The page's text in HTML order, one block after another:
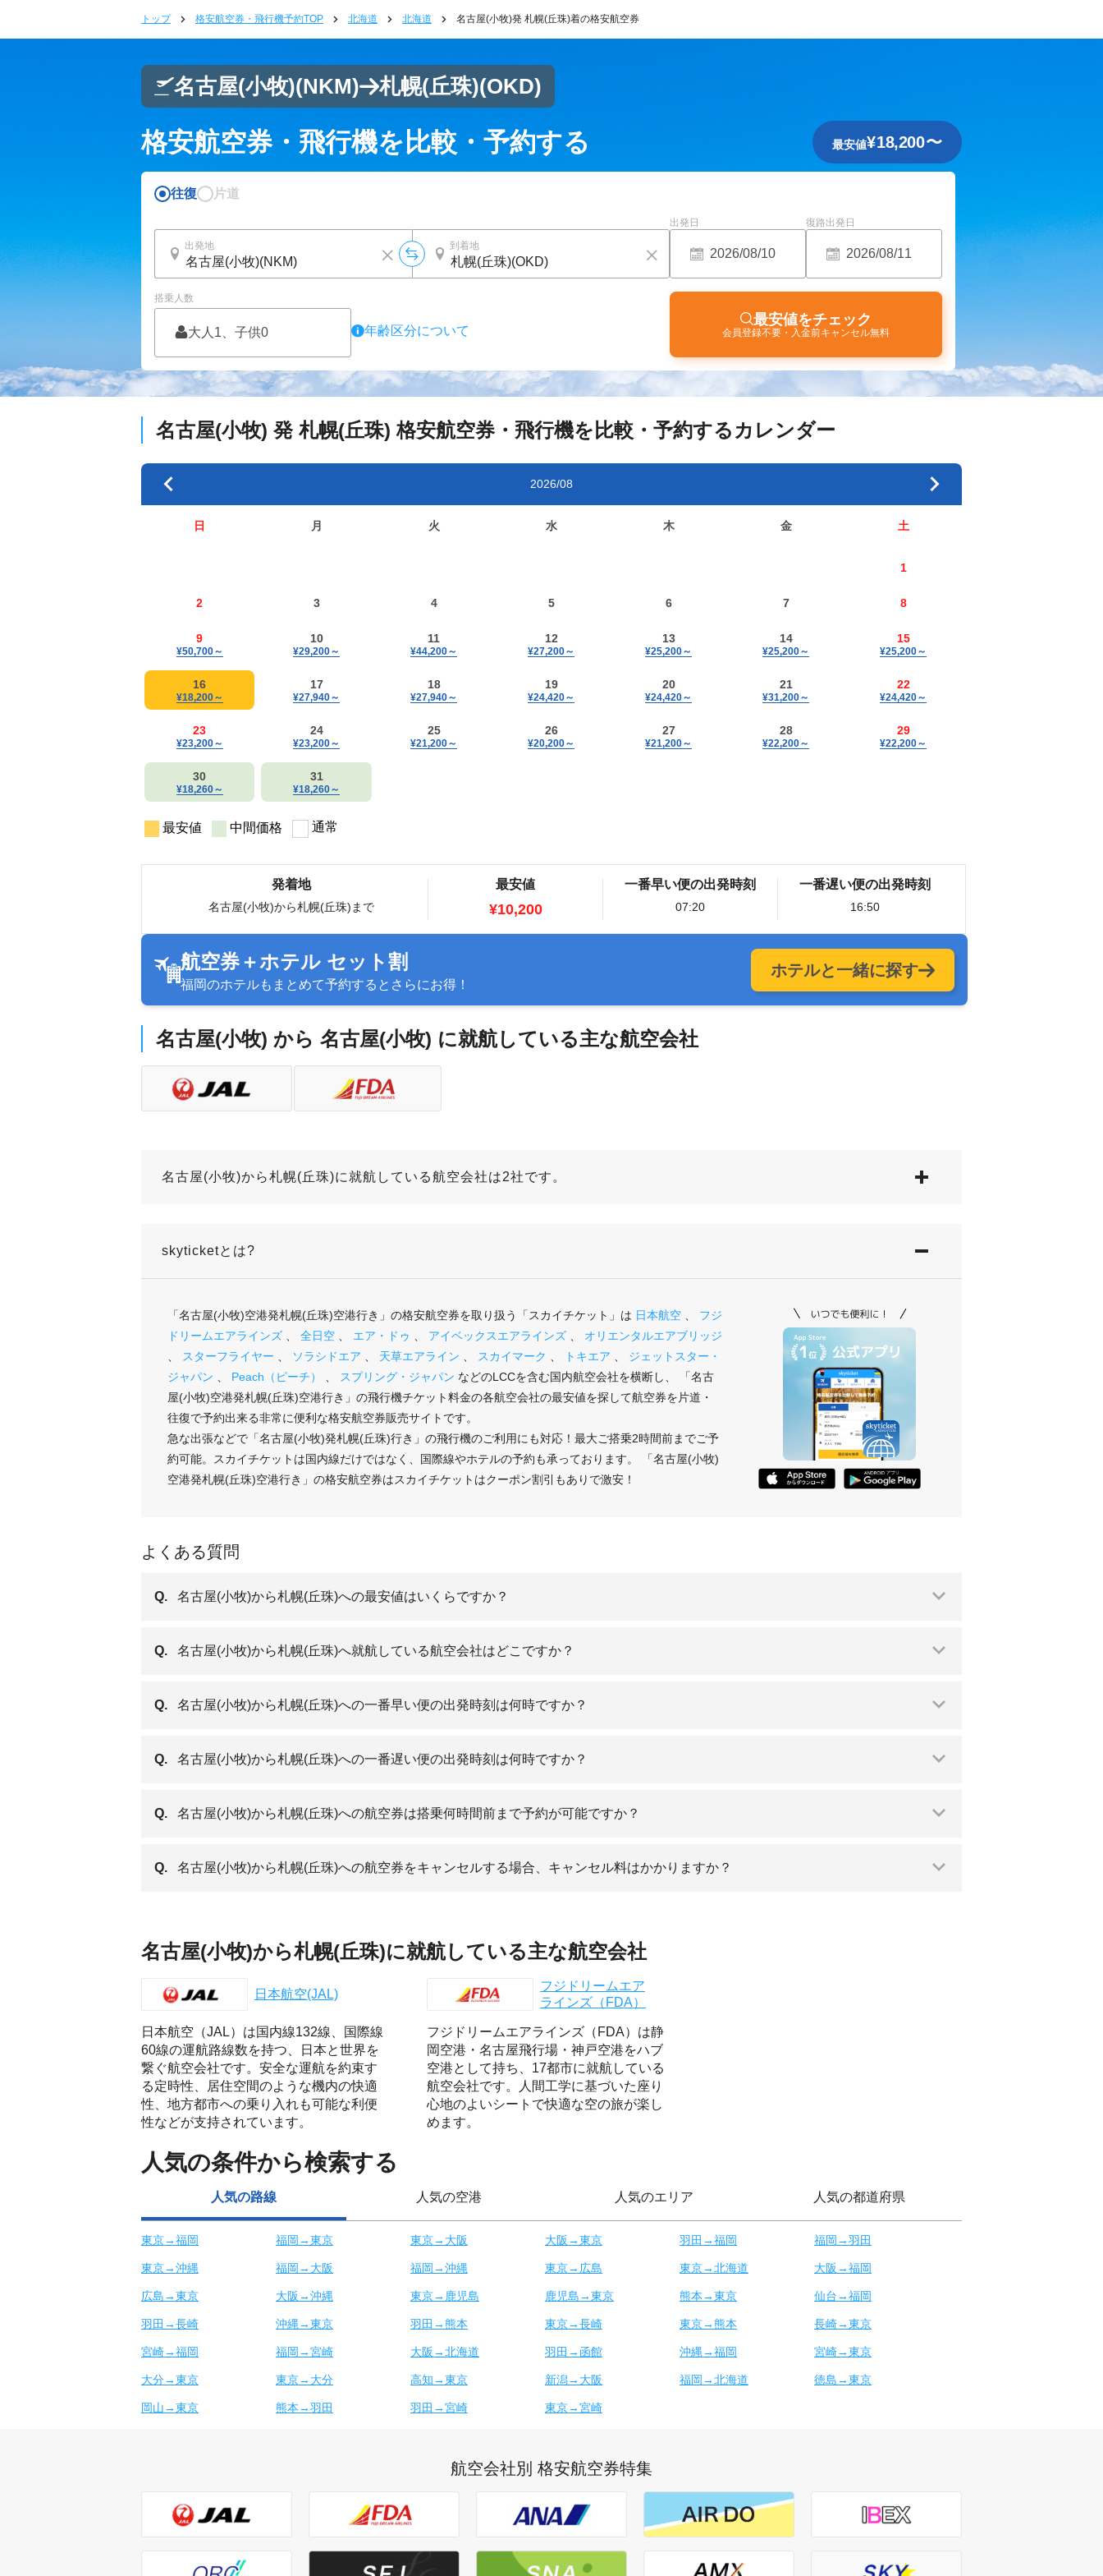
トップ 格安航空券・飛行機予約TOP 北海道 北海道 名古屋(小牧)発 札幌(丘珠)着の格安航空券
名古屋(小牧)(NKM) 札幌(丘珠)(OKD)
格安航空券・飛行機を比較・予約する 最安値¥18,200〜
往復 片道
出発地 到着地
出発日 復路出発日
搭乗人数
大人1、子供0 年齢区分について
最安値をチェック
会員登録不要・入金前キャンセル無料
名古屋(小牧) 発 札幌(丘珠)格安航空券・飛行機を比較・予約するカレンダー
2026/08
日 月 火 水 木 金 土
1
2 3 4 5 6 7 8
9
¥50,700～
10
¥29,200～
11
¥44,200～
12
¥27,200～
13
¥25,200～
14
¥25,200～
15
¥25,200～
16
¥18,200～
17
¥27,940～
18
¥27,940～
19
¥24,420～
20
¥24,420～
21
¥31,200～
22
¥24,420～
23
¥23,200～
24
¥23,200～
25
¥21,200～
26
¥20,200～
27
¥21,200～
28
¥22,200～
29
¥22,200～
30
¥18,260～
31
¥18,260～
最安値 中間価格 通常
発着地
名古屋(小牧)から札幌(丘珠)まで
最安値
¥10,200
一番早い便の出発時刻
07:20
一番遅い便の出発時刻
16:50
航空券＋ホテル セット割
福岡のホテルもまとめて予約するとさらにお得！
ホテルと一緒に探す
名古屋(小牧) から 名古屋(小牧) に就航している主な航空会社
名古屋(小牧)から札幌(丘珠)に就航している航空会社は2社です。
skyticketとは?
「名古屋(小牧)空港発札幌(丘珠)空港行き」の格安航空券を取り扱う「スカイチケット」は 日本航空
フジ
ドリームエアラインズ
全日空 エア・ドゥ アイベックスエアラインズ
オリエンタルエアブリッジ
スターフライヤー ソラシドエア 天草エアライン スカイマーク トキエア
ジェットスター・
ジャパン
Peach（ピーチ） スプリング・ジャパン などのLCCを含む国内航空会社を横断し、 「名古
屋(小牧)空港発札幌(丘珠)空港行き」の飛行機チケット料金の各航空会社の最安値を探して航空券を片道・
往復で予約出来る非常に便利な格安航空券販売サイトです。
急な出張などで「名古屋(小牧)発札幌(丘珠)行き」の飛行機のご利用にも対応！最大ご搭乗2時間前までご予
約可能。スカイチケットは国内線だけではなく、国際線やホテルの予約も承っております。 「名古屋(小牧)
空港発札幌(丘珠)空港行き」の格安航空券はスカイチケットはクーポン割引もありで激安！
よくある質問
Q. 名古屋(小牧)から札幌(丘珠)への最安値はいくらですか？
Q. 名古屋(小牧)から札幌(丘珠)へ就航している航空会社はどこですか？
Q. 名古屋(小牧)から札幌(丘珠)への一番早い便の出発時刻は何時ですか？
Q. 名古屋(小牧)から札幌(丘珠)への一番遅い便の出発時刻は何時ですか？
Q. 名古屋(小牧)から札幌(丘珠)への航空券は搭乗何時間前まで予約が可能ですか？
Q. 名古屋(小牧)から札幌(丘珠)への航空券をキャンセルする場合、キャンセル料はかかりますか？
名古屋(小牧)から札幌(丘珠)に就航している主な航空会社
日本航空(JAL)
日本航空（JAL）は国内線132線、国際線
60線の運航路線数を持つ、日本と世界を
繋ぐ航空会社です。安全な運航を約束す
る定時性、居住空間のような機内の快適
性、地方都市への乗り入れも可能な利便
性などが支持されています。
フジドリームエア
ラインズ（FDA）
フジドリームエアラインズ（FDA）は静
岡空港・名古屋飛行場・神戸空港をハブ
空港として持ち、17都市に就航している
航空会社です。人間工学に基づいた座り
心地のよいシートで快適な空の旅が楽し
めます。
人気の条件から検索する
人気の路線 人気の空港 人気のエリア 人気の都道府県
東京→福岡 福岡→東京 東京→大阪 大阪→東京 羽田→福岡 福岡→羽田
東京→沖縄 福岡→大阪 福岡→沖縄 東京→広島 東京→北海道 大阪→福岡
広島→東京 大阪→沖縄 東京→鹿児島 鹿児島→東京 熊本→東京 仙台→福岡
羽田→長崎 沖縄→東京 羽田→熊本 東京→長崎 東京→熊本 長崎→東京
宮崎→福岡 福岡→宮崎 大阪→北海道 羽田→函館 沖縄→福岡 宮崎→東京
大分→東京 東京→大分 高知→東京 新潟→大阪 福岡→北海道 徳島→東京
岡山→東京 熊本→羽田 羽田→宮崎 東京→宮崎
航空会社別 格安航空券特集